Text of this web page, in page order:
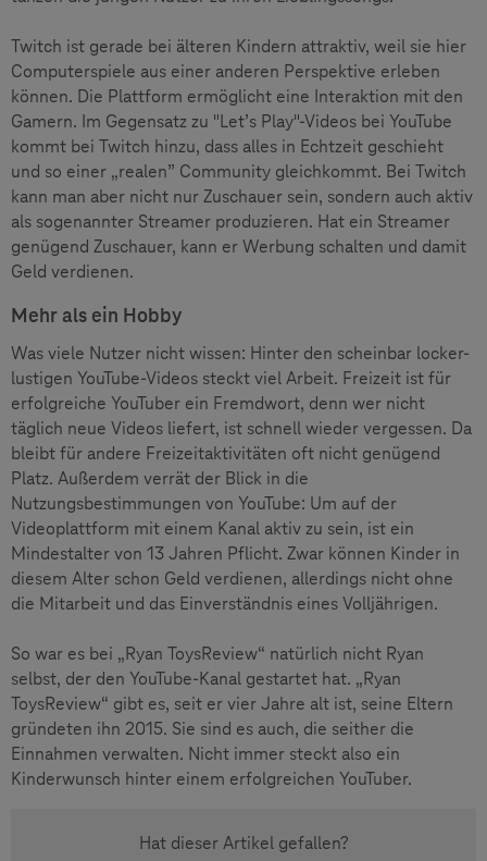
Twitch ist gerade bei älteren Kindern attraktiv, weil sie hier
Computerspiele aus einer anderen Perspektive erleben
können. Die Plattform ermöglicht eine Interaktion mit den
Gamern. Im Gegensatz zu "Let’s Play"-Videos bei YouTube
kommt bei Twitch hinzu, dass alles in Echtzeit geschieht
und so einer „realen” Community gleichkommt. Bei Twitch
kann man aber nicht nur Zuschauer sein, sondern auch aktiv
als sogenannter Streamer produzieren. Hat ein Streamer
genügend Zuschauer, kann er Werbung schalten und damit
Geld verdienen.
Mehr als ein Hobby
Was viele Nutzer nicht wissen: Hinter den scheinbar locker-
lustigen YouTube-Videos steckt viel Arbeit. Freizeit ist für
erfolgreiche YouTuber ein Fremdwort, denn wer nicht
täglich neue Videos liefert, ist schnell wieder vergessen. Da
bleibt für andere Freizeitaktivitäten oft nicht genügend
Platz. Außerdem verrät der Blick in die
Nutzungsbestimmungen von YouTube: Um auf der
Videoplattform mit einem Kanal aktiv zu sein, ist ein
Mindestalter von 13 Jahren Pflicht. Zwar können Kinder in
diesem Alter schon Geld verdienen, allerdings nicht ohne
die Mitarbeit und das Einverständnis eines Volljährigen.
So war es bei „Ryan ToysReview“ natürlich nicht Ryan
selbst, der den YouTube-Kanal gestartet hat. „Ryan
ToysReview“ gibt es, seit er vier Jahre alt ist, seine Eltern
gründeten ihn 2015. Sie sind es auch, die seither die
Einnahmen verwalten. Nicht immer steckt also ein
Kinderwunsch hinter einem erfolgreichen YouTuber.
Hat dieser Artikel gefallen?